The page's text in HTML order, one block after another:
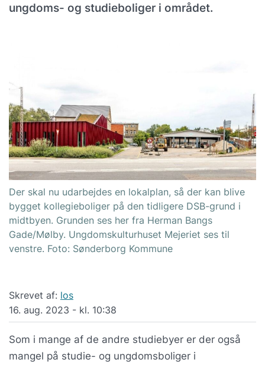
ungdoms- og studieboliger i området.
Der skal nu udarbejdes en lokalplan, så der kan blive
bygget kollegieboliger på den tidligere DSB-grund i
midtbyen. Grunden ses her fra Herman Bangs
Gade/Mølby. Ungdomskulturhuset Mejeriet ses til
venstre. Foto: Sønderborg Kommune
Skrevet af: los
16. aug. 2023 - kl. 10:38
Som i mange af de andre studiebyer er der også
mangel på studie- og ungdomsboliger i